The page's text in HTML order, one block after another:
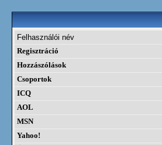
Felhasználói név
Regisztráció
Hozzászólások
Csoportok
ICQ
AOL
MSN
Yahoo!